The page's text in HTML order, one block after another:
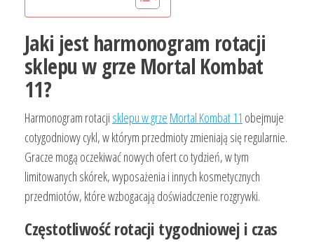
Jaki jest harmonogram rotacji
sklepu w grze Mortal Kombat
11?
Harmonogram rotacji sklepu w grze Mortal Kombat 11 obejmuje
cotygodniowy cykl, w którym przedmioty zmieniają się regularnie.
Gracze mogą oczekiwać nowych ofert co tydzień, w tym
limitowanych skórek, wyposażenia i innych kosmetycznych
przedmiotów, które wzbogacają doświadczenie rozgrywki.
Częstotliwość rotacji tygodniowej i czas